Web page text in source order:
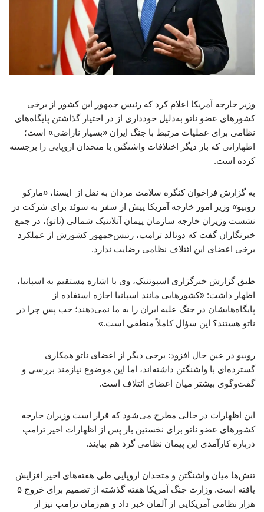
وزیر خارجه آمریکا اعلام کرد که رئیس جمهور این کشور از برخی
کشورهای عضو ناتو به‌دلیل خودداری از در اختیار گذاشتن پایگاه‌های
نظامی برای عملیات مرتبط با جنگ ایران «بسیار ناراضی» است؛
اظهاراتی که بار دیگر اختلافات واشنگتن با متحدان اروپایی را برجسته
کرده است.
به گزارش فراخوان کنگره سلامت مردان به نقل از ایسنا، «مارکو
روبیو» وزیر امور خارجه آمریکا پیش از سفر به سوئد برای شرکت در
نشست وزیران خارجه سازمان پیمان آتلانتیک شمالی (ناتو)، در جمع
خبرنگاران گفت که دونالد ترامپ، رئیس‌جمهور کشورش از عملکرد
برخی اعضای این ائتلاف نظامی رضایت ندارد.
طبق گزارش خبرگزاری اسپوتنیک، وی با اشاره مستقیم به اسپانیا،
اظهار داشت: «کشورهایی مانند اسپانیا اجازه استفاده از
پایگاه‌هایشان در جنگ علیه ایران را به ما نمی‌دهند؛ خب پس چرا در
ناتو هستند؟ این سؤال کاملاً منطقی است.»
روبیو در عین حال افزود: برخی دیگر از اعضای ناتو همکاری
گسترده‌ای با واشنگتن داشته‌اند، اما این موضوع نیازمند بررسی و
گفت‌وگوی بیشتر میان اعضای ائتلاف است.
این اظهارات در حالی مطرح می‌شود که قرار است وزیران خارجه
کشورهای عضو ناتو برای نخستین بار پس از اظهارات اخیر ترامپ
درباره کارآمدی این پیمان نظامی گرد هم بیایند.
تنش‌ها میان واشنگتن و متحدان اروپایی طی هفته‌های اخیر افزایش
یافته است. وزارت جنگ آمریکا هفته گذشته از تصمیم برای خروج ۵
هزار نظامی آمریکایی از آلمان خبر داد و هم‌زمان ترامپ نیز از